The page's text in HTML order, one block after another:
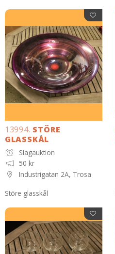
13994. STÖRE
GLASSKÅL
Slagauktion
50 kr
Industrigatan 2A, Trosa
Störe glasskål